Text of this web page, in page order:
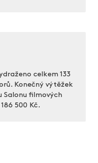
celkem 133
Konečný výtěžek
Salonu filmových
186 500 Kč.